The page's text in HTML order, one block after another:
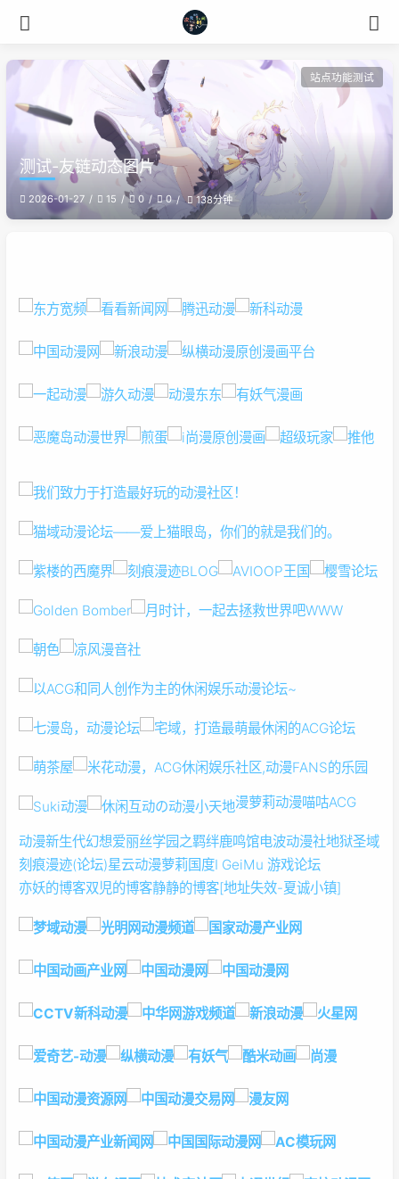
站点功能测试
测试-友链动态图片
2026-01-27 15 0 0 138分钟
漫萝莉动漫喵咕ACG
动漫新生代幻想爱丽丝学园之羁绊鹿鸣馆电波动漫社地狱圣域
刻痕漫迹(论坛)星云动漫萝莉国度I GeiMu 游戏论坛
亦妖的博客双児的博客静静的博客[地址失效-夏诚小镇]